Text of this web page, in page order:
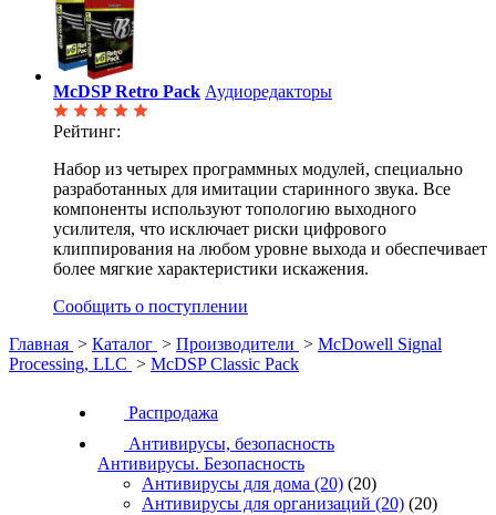
McDSP Retro Pack Аудиоредакторы
Рейтинг:
Набор из четырех программных модулей, специально
разработанных для имитации старинного звука. Все
компоненты используют топологию выходного
усилителя, что исключает риски цифрового
клиппирования на любом уровне выхода и обеспечивает
более мягкие характеристики искажения.
Сообщить о поступлении
Главная > Каталог > Производители > McDowell Signal
Processing, LLC > McDSP Classic Pack
Распродажа
Антивирусы, безопасность
Антивирусы. Безопасность
Антивирусы для дома (20) (20)
Антивирусы для организаций (20) (20)